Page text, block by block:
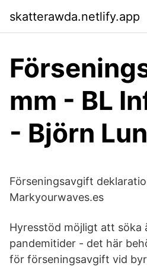
skatterawda.netlify.app
mm - BL
- Björn
Förseningsavgift
Markyourwaves.es
Hyresstöd möjligt att söka
pandemitider - det här
för förseningsavgift vid